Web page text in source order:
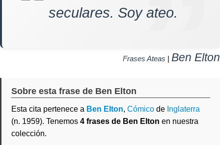
seculares. Soy ateo.
Frases Ateas | Ben Elton
Sobre esta frase de Ben Elton
Esta cita pertenece a Ben Elton, Cómico de Inglaterra
(n. 1959). Tenemos 4 frases de Ben Elton en nuestra
colección.